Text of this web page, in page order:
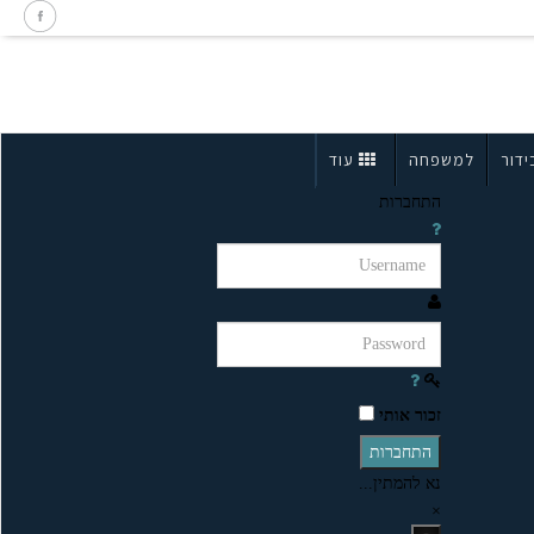
למשפחה עוד
התחברות
זכור אותי
התחברות
נא להמתין...
×